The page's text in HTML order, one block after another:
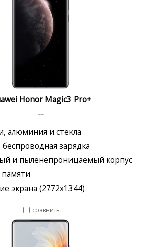
Honor Magic3 Pro+
--
алюминия и стекла
зарядка
и пыленепроницаемый корпус
экрана (2772x1344)
сравнить